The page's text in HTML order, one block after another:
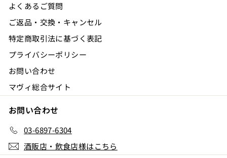
よくあるご質問
ご返品・交換・キャンセル
特定商取引法に基づく表記
プライバシーポリシー
お問い合わせ
マヴィ総合サイト
お問い合わせ
03-6897-6304
酒販店・飲食店様はこちら